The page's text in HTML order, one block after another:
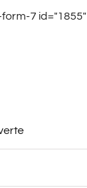
7 id="1855"